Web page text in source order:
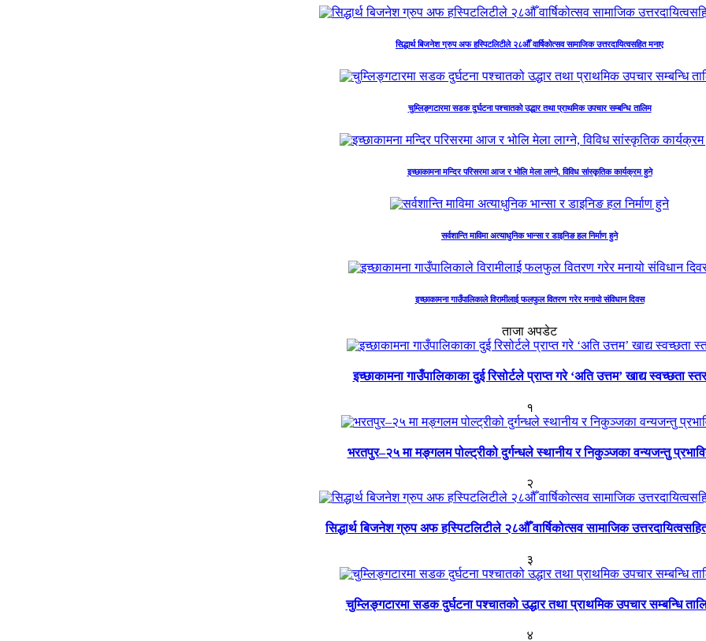
सिद्धार्थ बिजनेश ग्रुप अफ हस्पिटलिटीले २८औँ वार्षिकोत्सव सामाजिक उत्तरदायित्वसहित मनाए
चुम्लिङ्गटारमा सडक दुर्घटना पश्चातको उद्धार तथा प्राथमिक उपचार सम्बन्धि तालिम
इच्छाकामना मन्दिर परिसरमा आज र भोलि मेला लाग्ने, विविध सांस्कृतिक कार्यक्रम हुने
सर्वशान्ति माविमा अत्याधुनिक भान्सा र डाइनिङ हल निर्माण हुने
इच्छाकामना गाउँपालिकाले विरामीलाई फलफुल वितरण गरेर मनायो संविधान दिवस
ताजा अपडेट
इच्छाकामना गाउँपालिकाका दुई रिसोर्टले प्राप्त गरे ‘अति उत्तम’ खाद्य स्वच्छता स्तर
१
भरतपुर–२५ मा मङ्गलम पोल्ट्रीको दुर्गन्धले स्थानीय र निकुञ्जका वन्यजन्तु
२
सिद्धार्थ बिजनेश ग्रुप अफ हस्पिटलिटीले २८औँ वार्षिकोत्सव सामाजिक
३
चुम्लिङ्गटारमा सडक दुर्घटना पश्चातको उद्धार तथा प्राथमिक उपचार सम्बन्धि
४